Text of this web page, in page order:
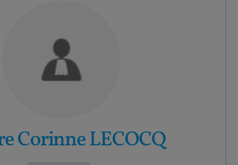
Corinne LECOCQ